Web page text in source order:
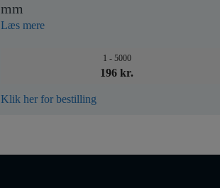
mm
Læs mere
1 - 5000
196 kr.
Klik her for bestilling